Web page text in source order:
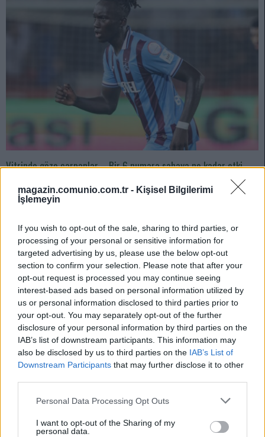
magazin.comunio.com.tr - Kişisel Bilgilerimi
İşlemeyin
If you wish to opt-out of the sale, sharing to third parties, or
processing of your personal or sensitive information for
targeted advertising by us, please use the below opt-out
section to confirm your selection. Please note that after your
opt-out request is processed you may continue seeing
interest-based ads based on personal information utilized by
us or personal information disclosed to third parties prior to
your opt-out. You may separately opt-out of the further
disclosure of your personal information by third parties on the
IAB’s list of downstream participants. This information may
also be disclosed by us to third parties on the IAB’s List of
Downstream Participants that may further disclose it to other
Please note that this website/app uses one or more Google
not limited to your visit or usage behaviour. You may click to
Personal Data Processing Opt Outs
I want to opt-out of the Sharing of my
personal data.
Vitrinde göze çarpanlar – Bir 6 numara sahaya ne kadar etki
09/20/2023 YazarMirhan Kuzgun|
sahadaki futbolcuları da ateşledi. Oyun etkisi olarak Galatasaray-Torreira
örneğine artık bir tane daha ekleyebiliriz: Trabzonspor-Batista Mendy